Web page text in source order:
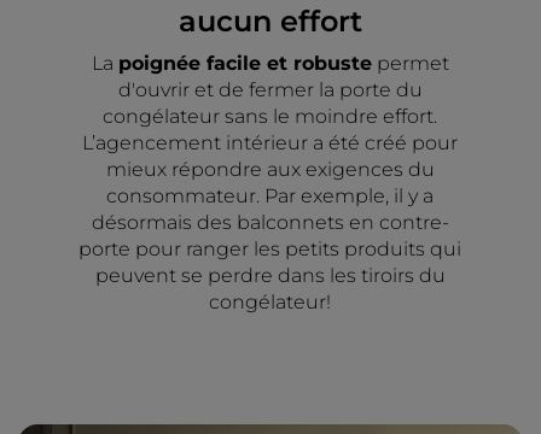
aucun effort
La poignée facile et robustepermet
d'ouvrir et de fermer la porte du
congélateur sans le moindre effort.
L’agencement intérieur a été créé pour
mieux répondre aux exigences du
consommateur. Par exemple, il y a
désormais des balconnets en contre-
porte pour ranger les petits produits qui
peuvent se perdre dans les tiroirs du
congélateur!